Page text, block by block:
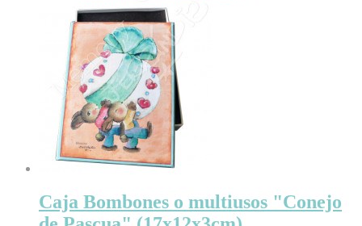
Caja Bombones o multiusos "Conejo